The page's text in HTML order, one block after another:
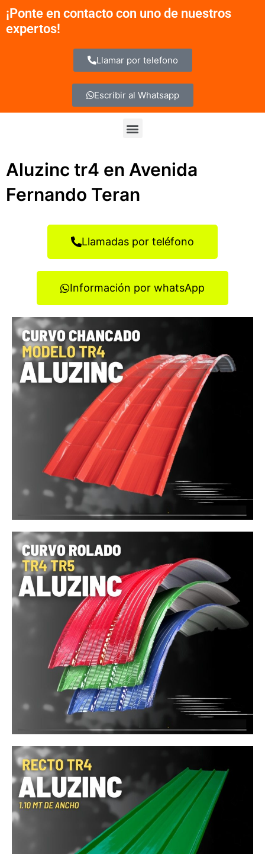
contenido
¡Ponte en contacto con uno de nuestros
expertos!
Llamar por telefono
Escribir al Whatsapp
Menu
Aluzinc tr4 en Avenida
Fernando Teran
Llamadas por teléfono
Información por whatsApp